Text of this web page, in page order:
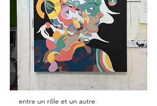
entre un rôle et un autre